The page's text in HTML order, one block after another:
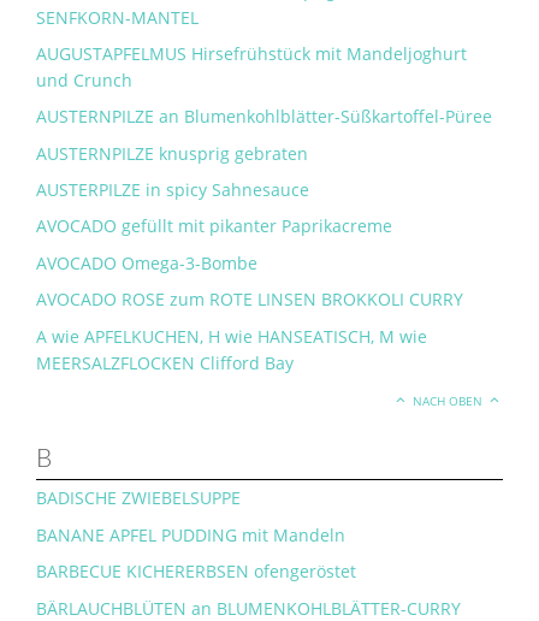
SENFKORN-MANTEL
AUGUSTAPFELMUS Hirsefrühstück mit Mandeljoghurt
und Crunch
AUSTERNPILZE an Blumenkohlblätter-Süßkartoffel-Püree
AUSTERNPILZE knusprig gebraten
AUSTERPILZE in spicy Sahnesauce
AVOCADO gefüllt mit pikanter Paprikacreme
AVOCADO Omega-3-Bombe
AVOCADO ROSE zum ROTE LINSEN BROKKOLI CURRY
A wie APFELKUCHEN, H wie HANSEATISCH, M wie
MEERSALZFLOCKEN Clifford Bay
NACH OBEN
B
BADISCHE ZWIEBELSUPPE
BANANE APFEL PUDDING mit Mandeln
BARBECUE KICHERERBSEN ofengeröstet
BÄRLAUCHBLÜTEN an BLUMENKOHLBLÄTTER-CURRY